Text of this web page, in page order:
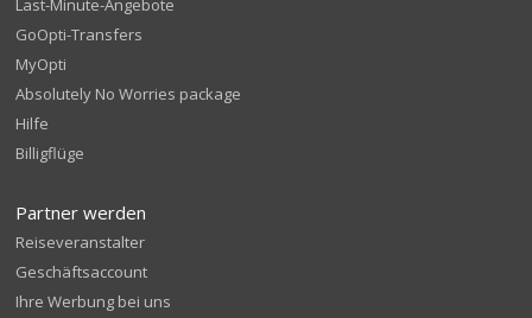
Last-Minute-Angebote
GoOpti-Transfers
MyOpti
Absolutely No Worries package
Hilfe
Billigflüge
Partner werden
Reiseveranstalter
Geschäftsaccount
Ihre Werbung bei uns